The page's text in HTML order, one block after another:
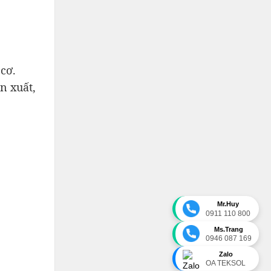
Mr.Huy
0911 110 800
Ms.Trang
0946 087 169
Zalo
OA TEKSOL
xuất,